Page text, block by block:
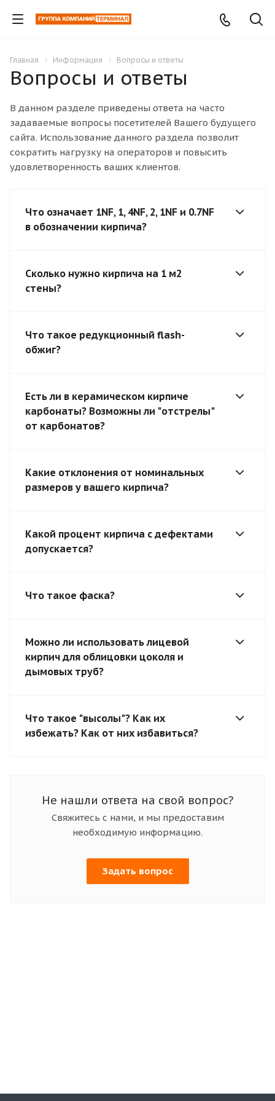
Главная Информация Вопросы и ответы
Вопросы и ответы
В данном разделе приведены ответа на часто
задаваемые вопросы посетителей Вашего будущего
сайта. Использование данного раздела позволит
сократить нагрузку на операторов и повысить
удовлетворенность ваших клиентов.
Что означает 1NF, 1, 4NF, 2, 1NF и 0.7NF
в обозначении кирпича?
Сколько нужно кирпича на 1 м2
стены?
Что такое редукционный flash-
обжиг?
Есть ли в керамическом кирпиче
карбонаты? Возможны ли "отстрелы"
от карбонатов?
Какие отклонения от номинальных
размеров у вашего кирпича?
Какой процент кирпича с дефектами
допускается?
Что такое фаска?
Можно ли использовать лицевой
кирпич для облицовки цоколя и
дымовых труб?
Что такое "высолы"? Как их
избежать? Как от них избавиться?
Не нашли ответа на свой вопрос?
Свяжитесь с нами, и мы предоставим
необходимую информацию.
Задать вопрос